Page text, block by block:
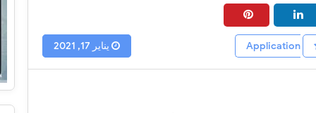
يناير 17, 2021